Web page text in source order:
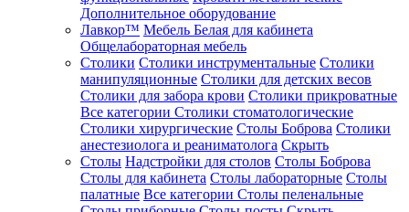
Дополнительное оборудование
Лавкор™ Мебель Белая для кабинета
Общелабораторная мебель
Столики Столики инструментальные Столики
манипуляционные Столики для детских весов
Столики для забора крови Столики прикроватные
Все категории Столики стоматологические
Столики хирургические Столы Боброва Столики
анестезиолога и реаниматолога Скрыть
Столы Надстройки для столов Столы Боброва
Столы для кабинета Столы лабораторные Столы
палатные Все категории Столы пеленальные